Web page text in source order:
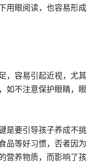
用眼阅读，也容易形成
容易引起近视，尤其
如不注意保护眼睛，眼
要引导孩子养成不挑
品等好习惯，否者因为
营养物质，而影响了孩